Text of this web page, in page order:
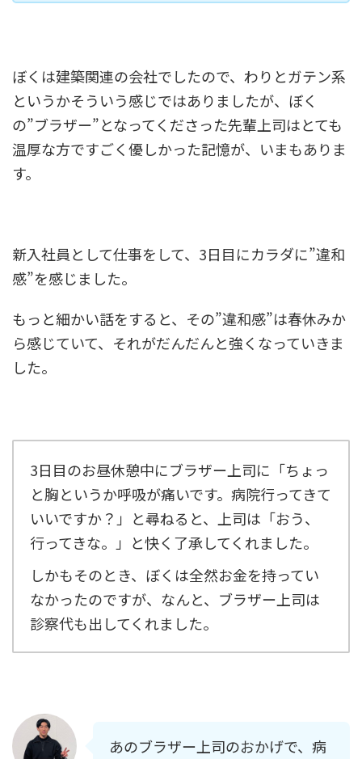
ぼくは建築関連の会社でしたので、わりとガテン系
というかそういう感じではありましたが、ぼく
の”ブラザー”となってくださった先輩上司はとても
温厚な方ですごく優しかった記憶が、いまもありま
す。
新入社員として仕事をして、3日目にカラダに”違和
感”を感じました。
もっと細かい話をすると、その”違和感”は春休みか
ら感じていて、それがだんだんと強くなっていきま
した。
3日目のお昼休憩中にブラザー上司に「ちょっ
と胸というか呼吸が痛いです。病院行ってきて
いいですか？」と尋ねると、上司は「おう、
行ってきな。」と快く了承してくれました。
しかもそのとき、ぼくは全然お金を持ってい
なかったのですが、なんと、ブラザー上司は
診察代も出してくれました。
あのブラザー上司のおかげで、病